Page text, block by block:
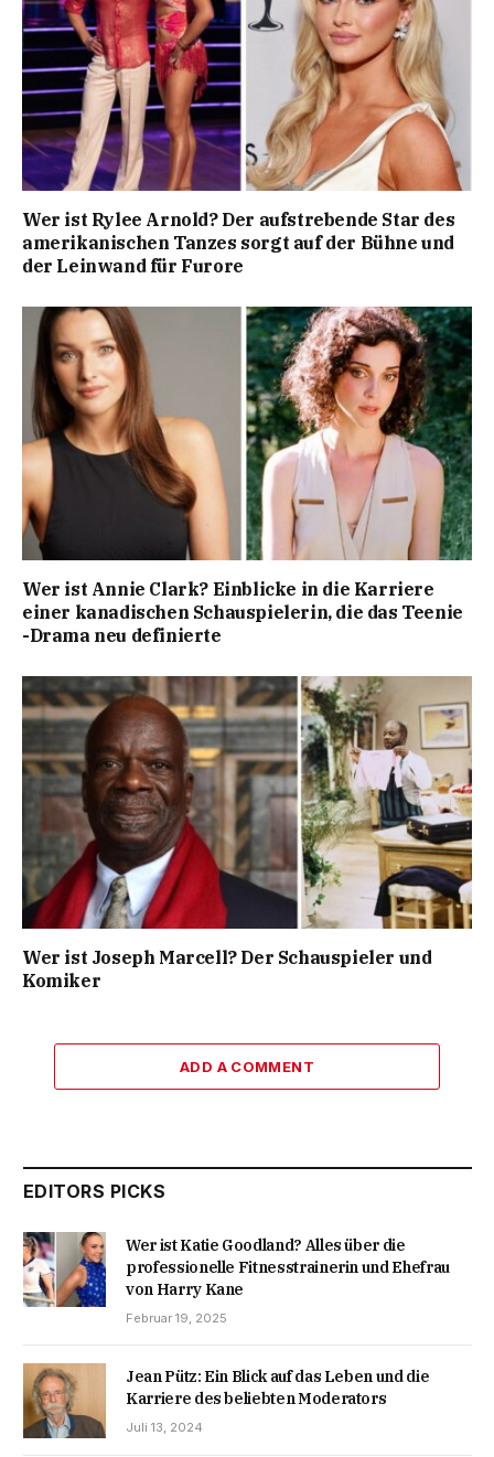
Wer ist Rylee Arnold? Der aufstrebende Star des
amerikanischen Tanzes sorgt auf der Bühne und
der Leinwand für Furore
Wer ist Annie Clark? Einblicke in die Karriere
einer kanadischen Schauspielerin, die das Teenie
-Drama neu definierte
Wer ist Joseph Marcell? Der Schauspieler und
Komiker
ADD A COMMENT
EDITORS PICKS
Wer ist Katie Goodland? Alles über die
professionelle Fitnesstrainerin und Ehefrau
von Harry Kane
Februar 19, 2025
Jean Pütz: Ein Blick auf das Leben und die
Karriere des beliebten Moderators
Juli 13, 2024